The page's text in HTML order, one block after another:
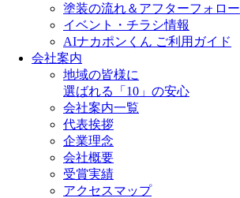
塗装の流れ＆アフターフォロー
イベント・チラシ情報
AIナカポンくん ご利用ガイド
会社案内
地域の皆様に
選ばれる「10」の安心
会社案内一覧
代表挨拶
企業理念
会社概要
受賞実績
アクセスマップ